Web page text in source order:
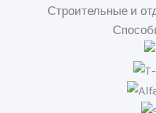
Строительные и